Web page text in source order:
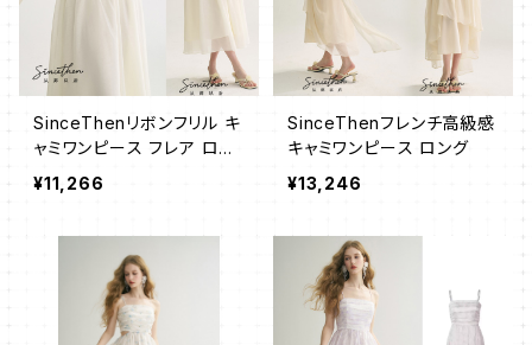
SinceThenリボンフリル キ
ャミワンピース フレア ロン
グ
¥11,266
SinceThenフレンチ高級感
キャミワンピース ロング
¥13,246